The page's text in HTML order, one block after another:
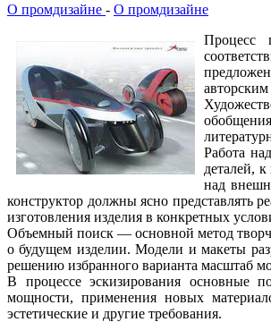
О промдизайне - О промдизайне
Процесс
Работа
деталей,
над
конструктор должны ясно представлять
изготовления изделия в конкретных
Объемный поиск — основной метод
о будущем изделии. Модели и макеты
решению избранного варианта масштаб
В процессе эскизирования основные
мощности, применения новых
эстетические и другие требования.